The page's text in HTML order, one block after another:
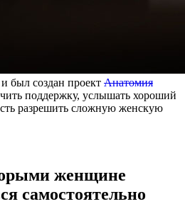
был создан проект Анатомия
поддержку, услышать хороший
разрешить сложную женскую
женщине
самостоятельно